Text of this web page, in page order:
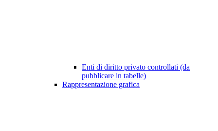
Enti di diritto privato controllati (da
pubblicare in tabelle)
Rappresentazione grafica